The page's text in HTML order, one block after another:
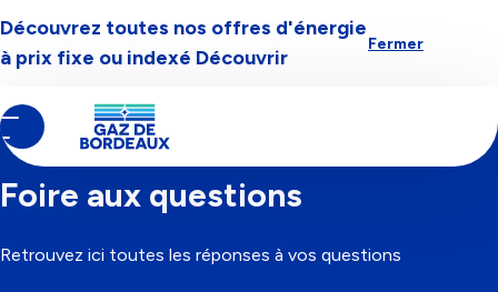
Aller à la navigation Aller au contenuAller au pied-de-page
Découvrez toutes nos offres d'énergie
à prix fixe ou indexé Découvrir
Fermer
Contenu
principal
d'Ariane
Accueil
Foire aux questions
Retrouvez ici toutes les réponses à vos questions